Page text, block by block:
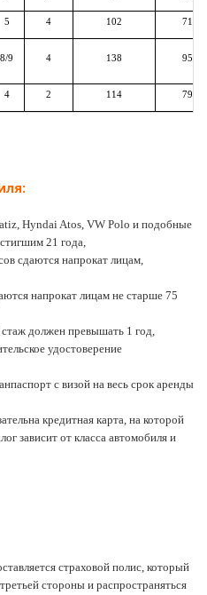
5 4 102 71
8/9 4 138 95
4 2 114 79
Hyndai Atos, VW Polo и подобные
21 года,
сдаются напрокат лицам,
напрокат лицам не старше 75
должен превышать 1 год,
удостоверение
с визой на весь срок аренды
кредитная карта, на которой
зависит от класса автомобиля и
страховой полис, который
стороны и распространяться